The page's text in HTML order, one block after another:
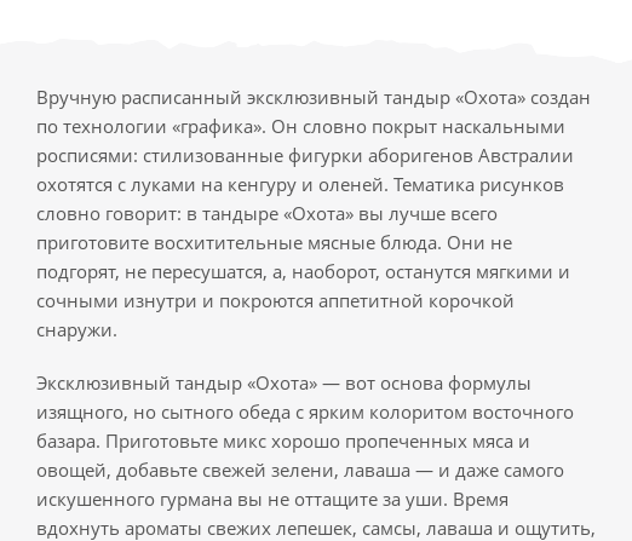
Вручную расписанный эксклюзивный тандыр «Охота» создан
по технологии «графика». Он словно покрыт наскальными
росписями: стилизованные фигурки аборигенов Австралии
охотятся с луками на кенгуру и оленей. Тематика рисунков
словно говорит: в тандыре «Охота» вы лучше всего
приготовите восхитительные мясные блюда. Они не
подгорят, не пересушатся, а, наоборот, останутся мягкими и
сочными изнутри и покроются аппетитной корочкой
снаружи.
Эксклюзивный тандыр «Охота» — вот основа формулы
изящного, но сытного обеда с ярким колоритом восточного
базара. Приготовьте микс хорошо пропеченных мяса и
овощей, добавьте свежей зелени, лаваша — и даже самого
искушенного гурмана вы не оттащите за уши. Время
вдохнуть ароматы свежих лепешек, самсы, лаваша и ощутить,